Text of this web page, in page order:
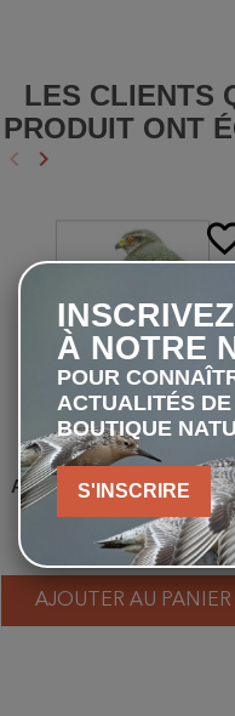
LES CLIENTS
PRODUIT ONT
Précédent
keyboard_arrow_left Suivant
keyboard_arrow_right
Autour des palombes -
1,00 €
AJOUTER AU PANIER
À NOTRE
POUR
ACTUALITÉS
BOUTIQUE
S'INSCRIRE